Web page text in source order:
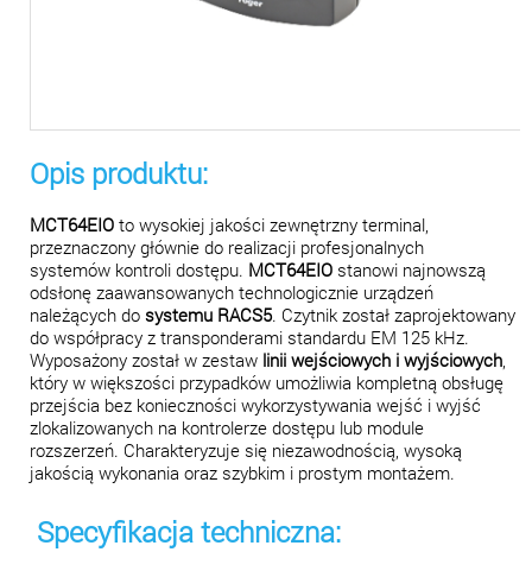
Opis produktu:
MCT64EIO to wysokiej jakości zewnętrzny terminal,
przeznaczony głównie do realizacji profesjonalnych
systemów kontroli dostępu. MCT64EIO stanowi najnowszą
odsłonę zaawansowanych technologicznie urządzeń
należących do systemu RACS5. Czytnik został zaprojektowany
do współpracy z transponderami standardu EM 125 kHz.
Wyposażony został w zestaw linii wejściowych i wyjściowych,
który w większości przypadków umożliwia kompletną obsługę
przejścia bez konieczności wykorzystywania wejść i wyjść
zlokalizowanych na kontrolerze dostępu lub module
rozszerzeń. Charakteryzuje się niezawodnością, wysoką
jakością wykonania oraz szybkim i prostym montażem.
Specyfikacja techniczna: